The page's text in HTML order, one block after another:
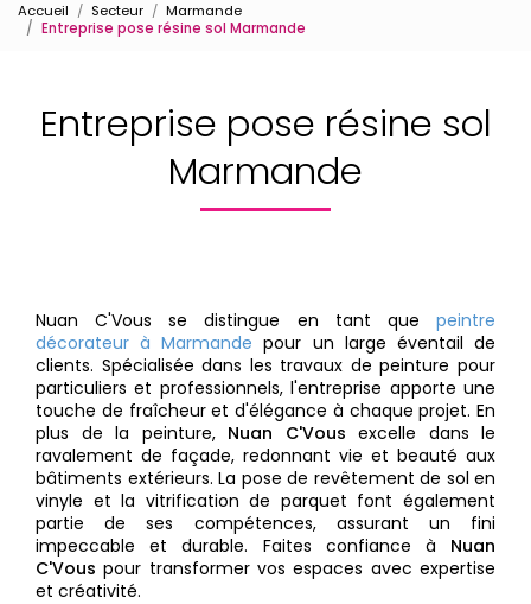
Accueil Secteur
Marmande
Entreprise pose résine sol Marmande
Entreprise pose résine sol
Marmande
Nuan C'Vous se distingue en tant que peintre
décorateur à Marmande pour un large éventail de
clients. Spécialisée dans les travaux de peinture pour
particuliers et professionnels, l'entreprise apporte une
touche de fraîcheur et d'élégance à chaque projet. En
plus de la peinture, Nuan C'Vous excelle dans le
ravalement de façade, redonnant vie et beauté aux
bâtiments extérieurs. La pose de revêtement de sol en
vinyle et la vitrification de parquet font également
partie de ses compétences, assurant un fini
impeccable et durable. Faites confiance à Nuan
C'Vous pour transformer vos espaces avec expertise
et créativité.